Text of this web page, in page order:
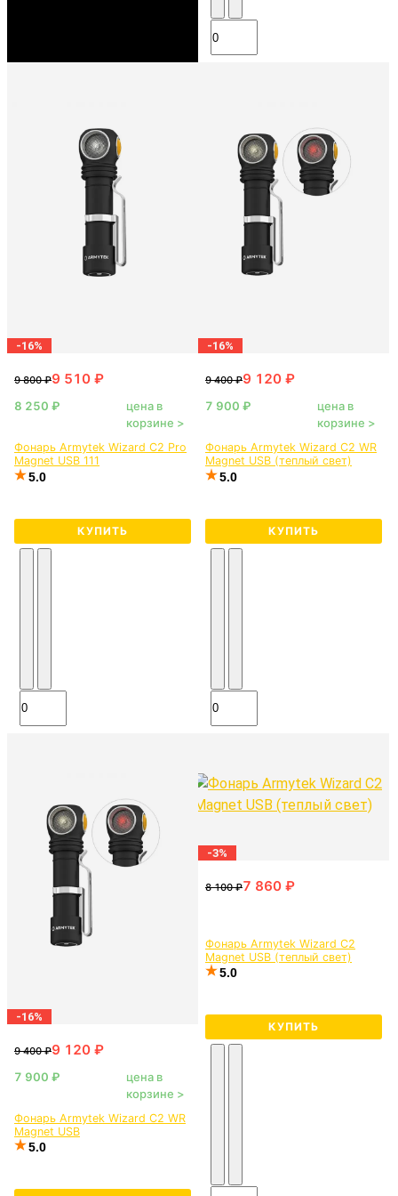
-16%
цена в
корзине >
Фонарь Armytek Wizard C2 Pro
Magnet USB 111
5.0
КУПИТЬ
-16%
цена в
корзине >
Фонарь Armytek Wizard C2 WR
Magnet USB (теплый свет)
5.0
КУПИТЬ
-16%
цена в
корзине >
Фонарь Armytek Wizard C2 WR
Magnet USB
5.0
-3%
Фонарь Armytek Wizard C2
Magnet USB (теплый свет)
5.0
КУПИТЬ